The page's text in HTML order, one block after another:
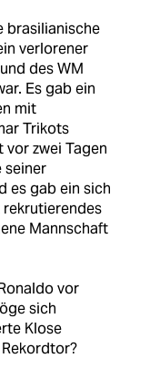
brasilianische
verlorener
des WM
Es gab ein
mit
Trikots
zwei Tagen
seiner
es gab ein sich
Mannschaft
vor
sich
Klose